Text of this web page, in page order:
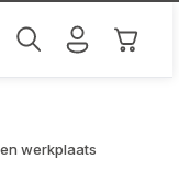
werkplaats